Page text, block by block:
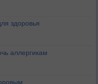
здоровья
аллергикам